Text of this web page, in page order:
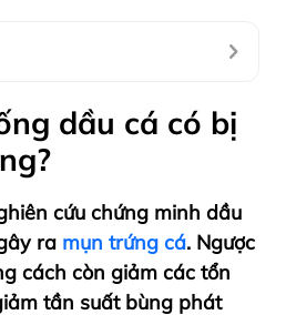
dầu cá có bị
cứu chứng minh dầu
ra mụn trứng cá. Ngược
cách còn giảm các tổn
tần suất bùng phát